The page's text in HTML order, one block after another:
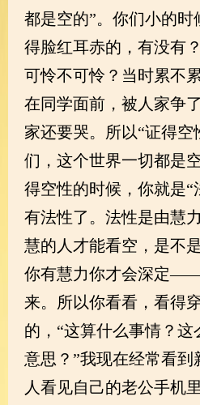
都是空的”。你们小的
得脸红耳赤的，有没有
可怜不可怜？当时累不
在同学面前，被人家争
家还要哭。所以“证得空
们，这个世界一切都是
得空性的时候，你就是“
有法性了。法性是由慧
慧的人才能看空，是不
你有慧力你才会深定
来。所以你看看，看得
的，“这算什么事情？这
意思？”我现在经常看
人看见自己的老公手机